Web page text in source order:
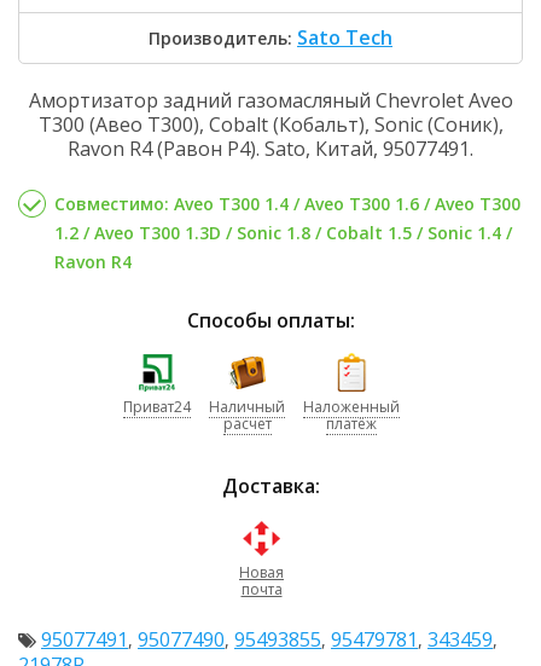
Производитель: Sato Tech
Амортизатор задний газомасляный Chevrolet Aveo
T300 (Авео Т300), Cobalt (Кобальт), Sonic (Соник),
Ravon R4 (Равон Р4). Sato, Китай, 95077491.
Совместимо: Aveo T300 1.4 / Aveo T300 1.6 / Aveo T300
1.2 / Aveo T300 1.3D / Sonic 1.8 / Cobalt 1.5 / Sonic 1.4 /
Ravon R4
Способы оплаты:
Приват24
Наличный
расчет
Наложенный
платёж
Доставка:
Новая
почта
95077491 , 95077490, 95493855, 95479781 , 343459,